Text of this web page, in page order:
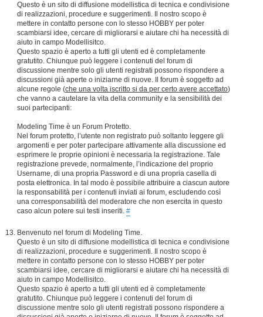
Questo è un sito di diffusione modellistica di tecnica e condivisione
di realizzazioni, procedure e suggerimenti. Il nostro scopo è
mettere in contatto persone con lo stesso HOBBY per poter
scambiarsi idee, cercare di migliorarsi e aiutare chi ha necessità di
aiuto in campo Modellisitco.
Questo spazio è aperto a tutti gli utenti ed è completamente
gratutito. Chiunque può leggere i contenuti del forum di
discussione mentre solo gli utenti registrati possono rispondere a
discussioni già aperte o iniziarne di nuove. Il forum è soggetto ad
alcune regole (che una volta iscritto si da per certo avere accettato)
che vanno a cautelare la vita della community e la sensibilità dei
suoi partecipanti:
Modeling Time è un Forum Protetto.
Nel forum protetto, l’utente non registrato può soltanto leggere gli
argomenti e per poter partecipare attivamente alla discussione ed
esprimere le proprie opinioni è necessaria la registrazione. Tale
registrazione prevede, normalmente, l’indicazione del proprio
Username, di una propria Password e di una propria casella di
posta elettronica. In tal modo è possibile attribuire a ciascun autore
la responsabilità per i contenuti inviati ai forum, escludendo così
una corresponsabilità del moderatore che non esercita in questo
caso alcun potere sui testi inseriti. #
Benvenuto nel forum di Modeling Time.
Questo è un sito di diffusione modellistica di tecnica e condivisione
di realizzazioni, procedure e suggerimenti. Il nostro scopo è
mettere in contatto persone con lo stesso HOBBY per poter
scambiarsi idee, cercare di migliorarsi e aiutare chi ha necessità di
aiuto in campo Modellisitco.
Questo spazio è aperto a tutti gli utenti ed è completamente
gratutito. Chiunque può leggere i contenuti del forum di
discussione mentre solo gli utenti registrati possono rispondere a